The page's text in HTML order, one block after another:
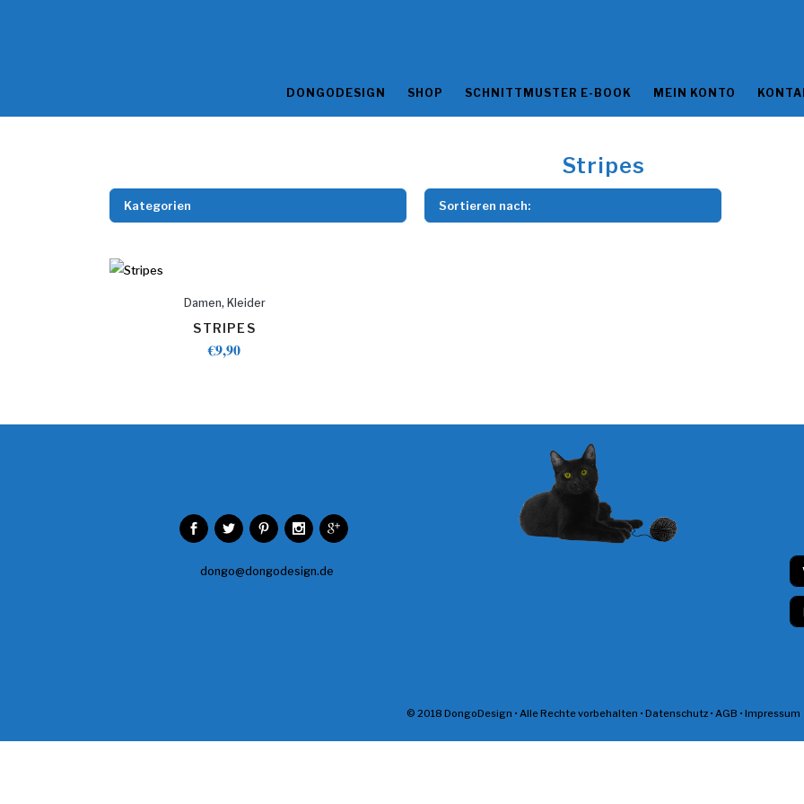
DONGODESIGN SHOP SCHNITTMUSTER E-BOOK MEIN KONTO
Stripes
Kategorien Sortieren nach:
Damen, Kleider
STRIPES
€9,90
dongo@dongodesign.de
N
a
m
E
m
© 2018 DongoDesign • Alle Rechte vorbehalten • Datenschutz• AGB • Impressum